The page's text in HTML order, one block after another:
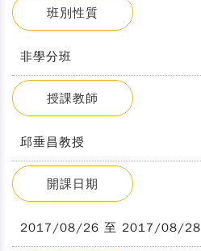
班別性質
非學分班
授課教師
邱垂昌教授
開課日期
2017/08/26 至 2017/08/28